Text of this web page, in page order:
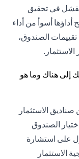
في تحقيق
أداؤها أسوأ من أداء
الصندوق،
الاستثمار
الصندوق
على استشارة
الاستثمار